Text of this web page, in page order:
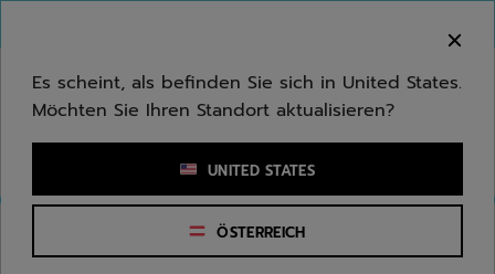
Stichwort oder Artikelnummer eingeben
Es scheint, als befinden Sie sich in United States.
Möchten Sie Ihren Standort aktualisieren?
UNITED STATES
ÖSTERREICH